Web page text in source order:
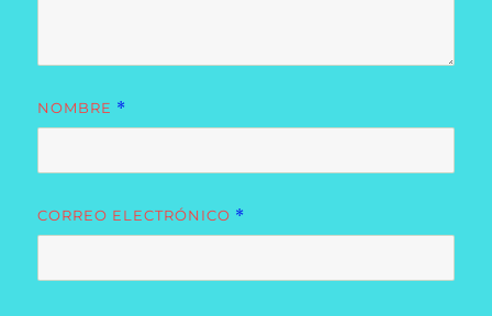
NOMBRE *
CORREO ELECTRÓNICO *